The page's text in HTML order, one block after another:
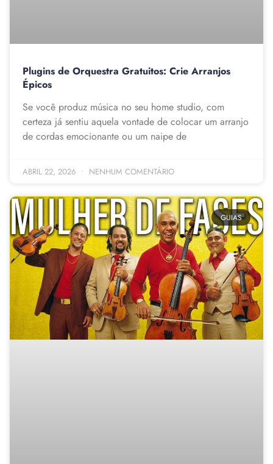
Plugins de Orquestra Gratuitos: Crie Arranjos
Épicos
Se você produz música no seu home studio, com
certeza já sentiu aquela vontade de colocar um arranjo
de cordas emocionante ou um naipe de
ABRIL 22, 2026 NENHUM COMENTÁRIO
GUIAS